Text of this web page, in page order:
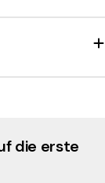
die erste